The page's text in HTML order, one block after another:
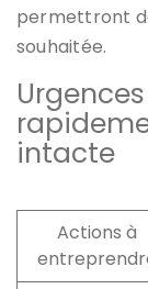
permettront
souhaitée.
intacte
Actions à